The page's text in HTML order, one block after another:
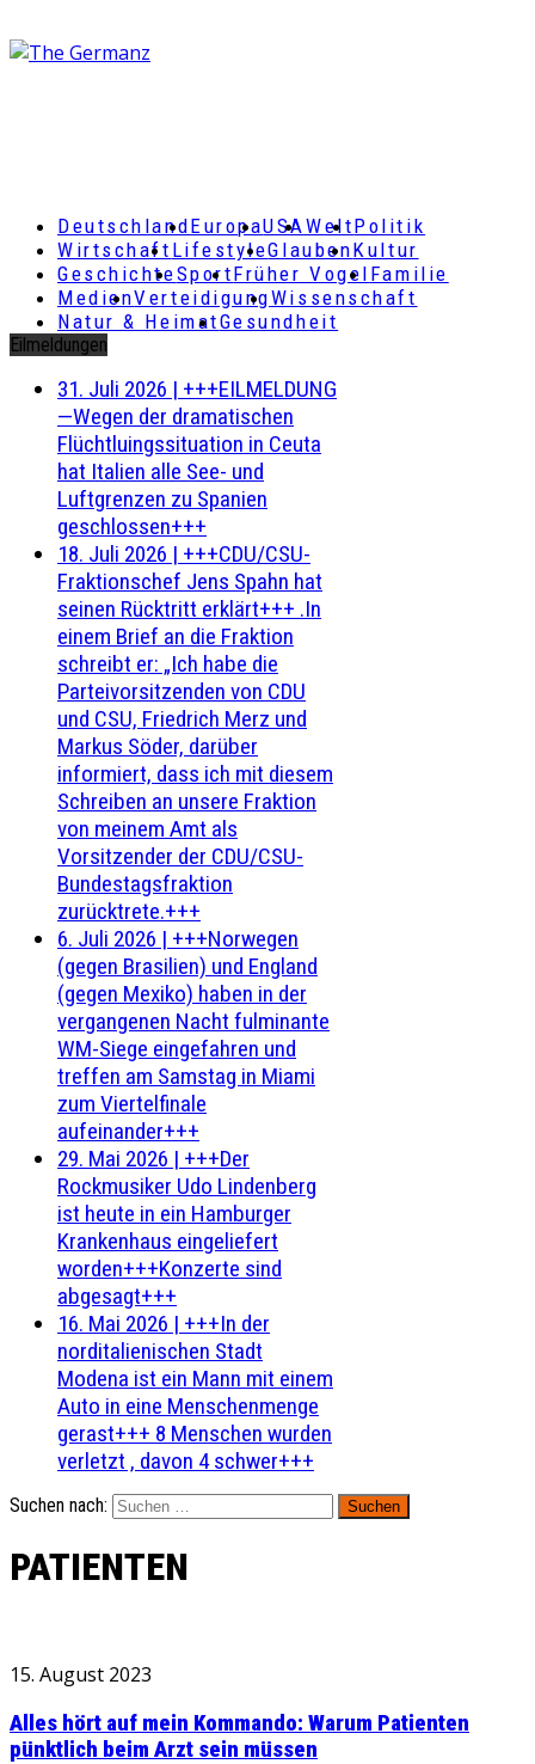
DeutschlandEuropaUSAWeltPolitik
Wirtschaft LifestyleGlaubenKultur
GeschichteSportFrüher Vogel Familie
MedienVerteidigungWissenschaft
Natur & HeimatGesundheit
Eilmeldungen
31. Juli 2026 | +++EILMELDUNG
—Wegen der dramatischen
Flüchtluingssituation in Ceuta
hat Italien alle See- und
Luftgrenzen zu Spanien
geschlossen+++
18. Juli 2026 | +++CDU/CSU-
Fraktionschef Jens Spahn hat
seinen Rücktritt erklärt+++ .In
einem Brief an die Fraktion
schreibt er: „Ich habe die
Parteivorsitzenden von CDU
und CSU, Friedrich Merz und
Markus Söder, darüber
informiert, dass ich mit diesem
Schreiben an unsere Fraktion
von meinem Amt als
Vorsitzender der CDU/CSU-
Bundestagsfraktion
zurücktrete.+++
6. Juli 2026 | +++Norwegen
(gegen Brasilien) und England
(gegen Mexiko) haben in der
vergangenen Nacht fulminante
WM-Siege eingefahren und
treffen am Samstag in Miami
zum Viertelfinale
aufeinander+++
29. Mai 2026 | +++Der
Rockmusiker Udo Lindenberg
ist heute in ein Hamburger
Krankenhaus eingeliefert
worden+++Konzerte sind
abgesagt+++
16. Mai 2026 | +++In der
norditalienischen Stadt
Modena ist ein Mann mit einem
Auto in eine Menschenmenge
gerast+++ 8 Menschen wurden
verletzt , davon 4 schwer+++
Suchen nach:
PATIENTEN
15. August 2023
Alles hört auf mein Kommando: Warum Patienten
pünktlich beim Arzt sein müssen